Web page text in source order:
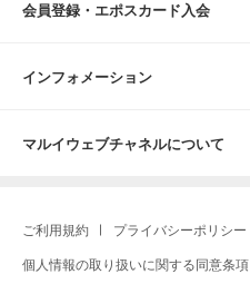
会員登録・エポスカード入会
インフォメーション
マルイウェブチャネルについて
ご利用規約 プライバシーポリシー
個人情報の取り扱いに関する同意条項